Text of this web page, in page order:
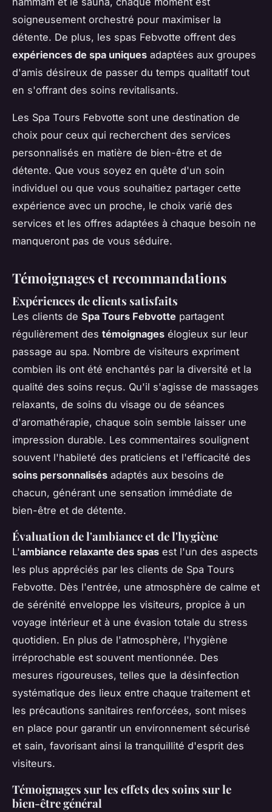
soigneusement orchestré pour maximiser la
détente. De plus, les spas Febvotte offrent des
expériences de spa uniques adaptées aux groupes
d'amis désireux de passer du temps qualitatif tout
en s'offrant des soins revitalisants.
Les Spa Tours Febvotte sont une destination de
choix pour ceux qui recherchent des services
personnalisés en matière de bien-être et de
détente. Que vous soyez en quête d'un soin
individuel ou que vous souhaitiez partager cette
expérience avec un proche, le choix varié des
services et les offres adaptées à chaque besoin ne
manqueront pas de vous séduire.
Témoignages et recommandations
Expériences de clients satisfaits
Les clients de Spa Tours Febvotte partagent
régulièrement des témoignages élogieux sur leur
passage au spa. Nombre de visiteurs expriment
combien ils ont été enchantés par la diversité et la
qualité des soins reçus. Qu'il s'agisse de massages
relaxants, de soins du visage ou de séances
d'aromathérapie, chaque soin semble laisser une
impression durable. Les commentaires soulignent
souvent l'habileté des praticiens et l'efficacité des
soins personnalisés adaptés aux besoins de
chacun, générant une sensation immédiate de
bien-être et de détente.
Évaluation de l'ambiance et de l'hygiène
L'ambiance relaxante des spas est l'un des aspects
les plus appréciés par les clients de Spa Tours
Febvotte. Dès l'entrée, une atmosphère de calme et
de sérénité enveloppe les visiteurs, propice à un
voyage intérieur et à une évasion totale du stress
quotidien. En plus de l'atmosphère, l'hygiène
irréprochable est souvent mentionnée. Des
mesures rigoureuses, telles que la désinfection
systématique des lieux entre chaque traitement et
les précautions sanitaires renforcées, sont mises
en place pour garantir un environnement sécurisé
et sain, favorisant ainsi la tranquillité d'esprit des
visiteurs.
Témoignages sur les effets des soins sur le
bien-être général